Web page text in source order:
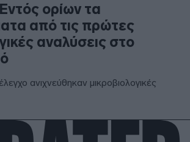
ορίων τα
από τις πρώτες
αναλύσεις στο
ανιχνεύθηκαν μικροβιολογικές